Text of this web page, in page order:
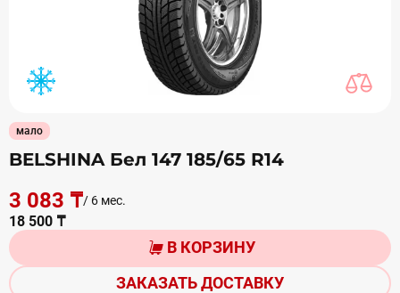
мало
BELSHINA Бел 147 185/65 R14
3 083 ₸/ 6 мес.
18 500 ₸
В КОРЗИНУ
ЗАКАЗАТЬ ДОСТАВКУ